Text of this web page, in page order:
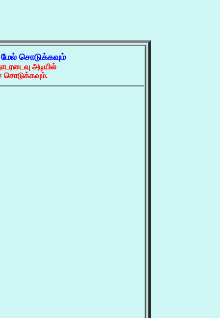
மேல் சொடுக்கவும்
அடியில்